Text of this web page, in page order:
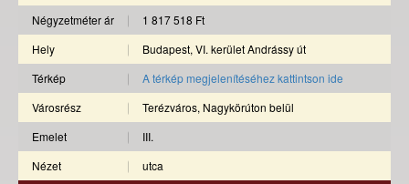
Négyzetméter ár
1 817 518 Ft
Hely
Budapest, VI. kerület Andrássy út
Térkép
A térkép megjelenítéséhez kattintson ide
Városrész
Terézváros, Nagykörúton belül
Emelet
III.
Nézet
utca